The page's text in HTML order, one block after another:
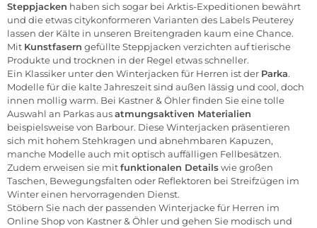
Steppjacken haben sich sogar bei Arktis-Expeditionen bewährt
und die etwas citykonformeren Varianten des Labels Peuterey
lassen der Kälte in unseren Breitengraden kaum eine Chance.
Mit Kunstfasern gefüllte Steppjacken verzichten auf tierische
Produkte und trocknen in der Regel etwas schneller.
Ein Klassiker unter den Winterjacken für Herren ist der Parka.
Modelle für die kalte Jahreszeit sind außen lässig und cool, doch
innen mollig warm. Bei Kastner & Öhlerfinden Sie eine tolle
Auswahl an Parkas ausatmungsaktiven Materialien
beispielsweise von Barbour. Diese Winterjacken präsentieren
sich mit hohem Stehkragen und abnehmbaren Kapuzen,
manche Modelle auch mit optisch auffälligen Fellbesätzen.
Zudem erweisen sie mitfunktionalen Detailswie großen
Taschen, Bewegungsfalten oder Reflektoren bei Streifzügen im
Winter einen hervorragenden Dienst.
Stöbern Sie nach der passenden Winterjackefür Herren im
Online Shop von Kastner & Öhler und gehen Sie modisch und